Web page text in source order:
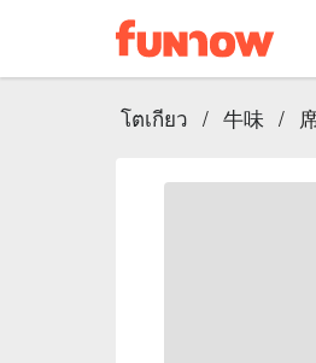
โตเกียว / 牛味 /